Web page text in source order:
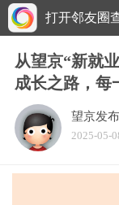
打开邻友圈
从望京“新就
成长之路，每
望京发
2025-05-